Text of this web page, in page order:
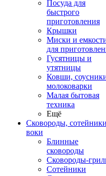
Посуда для
быстрого
приготовления
Крышки
Миски и
для
Гусятницы и
утятницы
Ковши,
молоковарки
Малая бытовая
техника
Ещё
Сковороды,
воки
Блинные
сковороды
Сковороды-
Сотейники